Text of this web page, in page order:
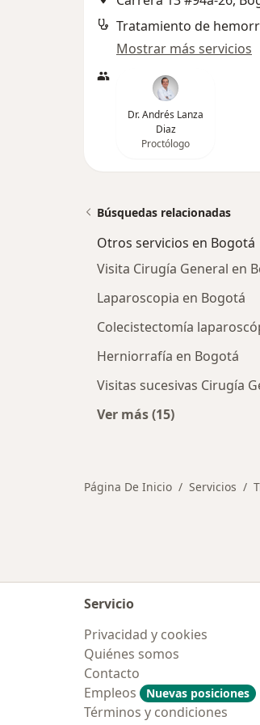
Tratamiento de
Mostrar más servicios
Dr. Andrés Lanza
Diaz
Proctólogo
Búsquedas relacionadas
Otros servicios en Bogotá
Visita Cirugía General en
Laparoscopia en Bogotá
Colecistectomía
Herniorrafía en Bogotá
Visitas sucesivas Cirugía
Ver más (15)
Página De Inicio Servicios
Servicio
Privacidad y cookies
Quiénes somos
Contacto
Empleos
Nuevas posiciones
Términos y condiciones